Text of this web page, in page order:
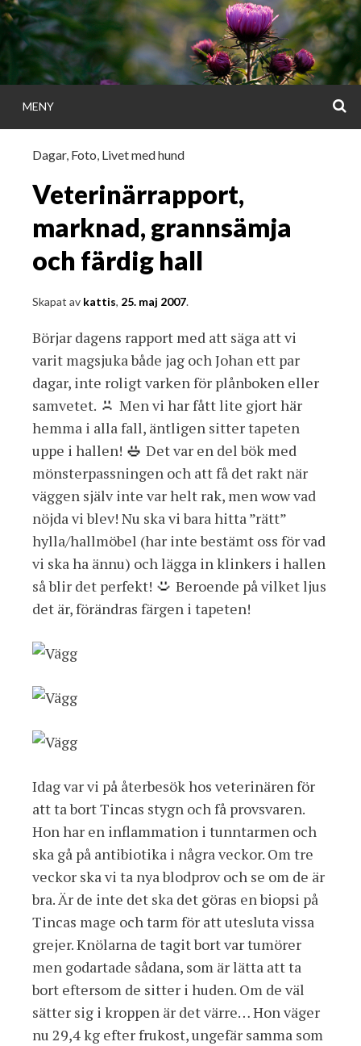
Gå
direkt
till
innehållet
MENY
Dagar, Foto, Livet med hund
Veterinärrapport,
marknad, grannsämja
och färdig hall
Skapat av kattis, 25. maj 2007.
Börjar dagens rapport med att säga att vi
varit magsjuka både jag och Johan ett par
dagar, inte roligt varken för plånboken eller
samvetet.
Men vi har fått lite gjort här
hemma i alla fall, äntligen sitter tapeten
uppe i hallen!
Det var en del bök med
mönsterpassningen och att få det rakt när
väggen själv inte var helt rak, men wow vad
nöjda vi blev! Nu ska vi bara hitta ”rätt”
hylla/hallmöbel (har inte bestämt oss för vad
vi ska ha ännu) och lägga in klinkers i hallen
så blir det perfekt!
Beroende på vilket ljus
det är, förändras färgen i tapeten!
Idag var vi på återbesök hos veterinären för
att ta bort Tincas stygn och få provsvaren.
Hon har en inflammation i tunntarmen och
ska gå på antibiotika i några veckor. Om tre
veckor ska vi ta nya blodprov och se om de är
bra. Är de inte det ska det göras en biopsi på
Tincas mage och tarm för att utesluta vissa
grejer. Knölarna de tagit bort var tumörer
men godartade sådana, som är lätta att ta
bort eftersom de sitter i huden. Om de väl
sätter sig i kroppen är det värre… Hon väger
nu 29,4 kg efter frukost, ungefär samma som